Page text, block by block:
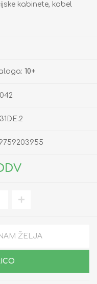
kabinete, kabel
10+
ŽELJA